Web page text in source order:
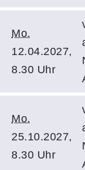
Mo.
12.04.2027,
8.30 Uhr
Mo.
25.10.2027,
8.30 Uhr